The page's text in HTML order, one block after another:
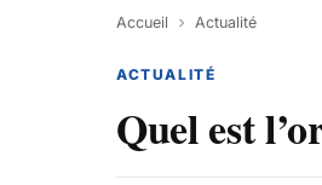
Accueil Actualité
ACTUALITÉ
Quel est